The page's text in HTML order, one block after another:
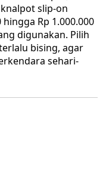
slip-on
Rp 1.000.000
digunakan. Pilih
bising, agar
sehari-